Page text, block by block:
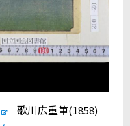
歌川広重筆(1858)